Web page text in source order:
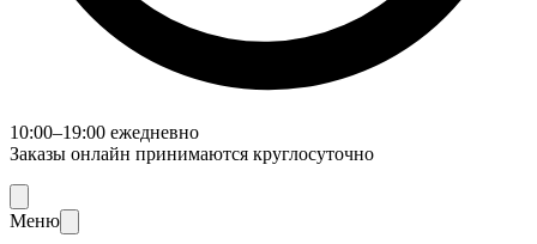
10:00–19:00 ежедневно
Заказы онлайн принимаются круглосуточно
Меню